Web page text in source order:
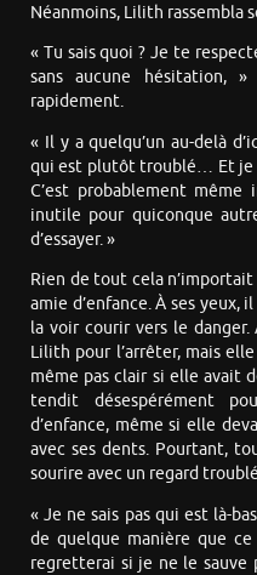
Néanmoins, Lilith rassembla
« Tu sais quoi ? Je te
sans aucune hésitation,
rapidement.
« Il y a quelqu’un au-delà
qui est plutôt troublé… Et je
C’est probablement
inutile pour quiconque
d’essayer. »
Rien de tout cela
amie d’enfance. À ses
la voir courir vers le
Lilith pour l’arrêter, mais
même pas clair si elle avait
tendit désespérément
d’enfance, même si elle
avec ses dents. Pourtant,
sourire avec un regard
« Je ne sais pas qui est là-
de quelque manière que
regretterai si je ne le sauve